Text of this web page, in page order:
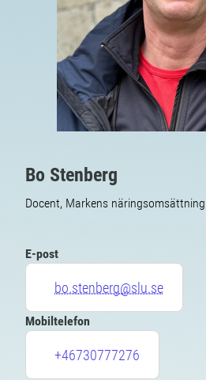
Bo Stenberg
Docent, Markens näringsomsättning
E-post
bo.stenberg@slu.se
Mobiltelefon
+46730777276